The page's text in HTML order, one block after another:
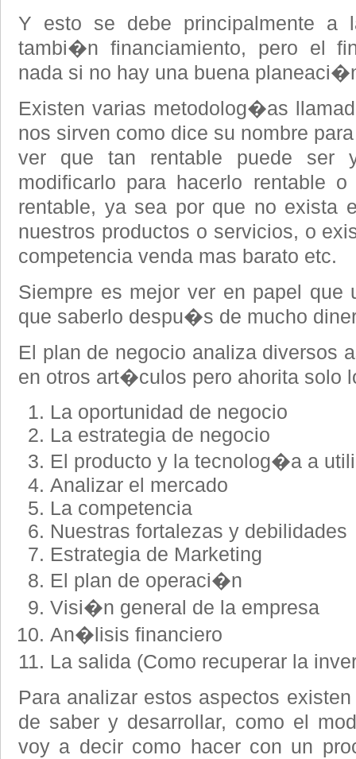
Y esto se debe principalmente
tambi�n financiamiento, pero el
nada si no hay una buena
Existen varias metodolog�as
nos sirven como dice su nombre
ver que tan rentable puede ser
modificarlo para hacerlo rentable
rentable, ya sea por que no exista
nuestros productos o servicios, o
competencia venda mas barato etc.
Siempre es mejor ver en papel que
que saberlo despu�s de mucho
El plan de negocio analiza diversos
en otros art�culos pero ahorita solo
La oportunidad de negocio
La estrategia de negocio
El producto y la tecnolog�a a
Analizar el mercado
La competencia
Nuestras fortalezas y debilidades
Estrategia de Marketing
El plan de operaci�n
Visi�n general de la empresa
An�lisis financiero
La salida (Como recuperar la
Para analizar estos aspectos
de saber y desarrollar, como el
voy a decir como hacer con un